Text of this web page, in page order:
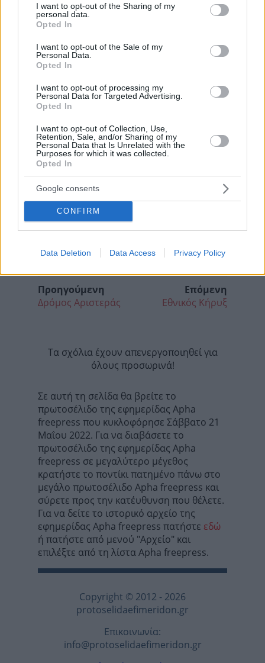
not limited to your visit or usage behaviour. You may click to
grant or deny consent to Google and its third-party tags to
use your data for below specified purposes in below Google
consent section.
I want to opt-out of the Sharing of my
personal data.
Opted In
I want to opt-out of the Sale of my
Personal Data.
Opted In
I want to opt-out of processing my
Personal Data for Targeted Advertising.
Opted In
I want to opt-out of Collection, Use,
Retention, Sale, and/or Sharing of my
Personal Data that Is Unrelated with the
Purposes for which it was collected.
Opted In
Google consents
CONFIRM
Data Deletion Data Access Privacy Policy
Προηγούμενη
Δρόμος Αριστεράς
Επόμενη
Εθνικός Κήρυξ
Τα σχόλια έχουν απενεργοποιηθεί για
όλους προσωρινά!
Σε αυτή τη σελίδα θα βρείτε το
πρωτοσέλιδο της εφημερίδας Apha
freepress που κυκλοφόρησε Σάββατο 21
Μαΐου 2022. Για να διαβάσετε το
πρωτοσέλιδο της εφημερίδας Apha
freepress σε μεγαλύτερο μέγεθος
κρατήστε το ποντίκι πατημένο πάνω στο
μεγάλο πρωτοσέλιδο Apha freepress και
σύρετε προς την κατέυθυνση που θέλετε.
Για να δείτε το ιστορικό αρχείο της
εφημερίδας Apha freepress πατήστε εδώ
ή πατήστε από μενού "Αρχείο" και
επιλέξτε από τη λίστα Apha freepress.
Copyright © 2012 - 2026
protoselidaefimeridon.gr
Επικοινωνία:
info@protoselidaefimeridon.gr